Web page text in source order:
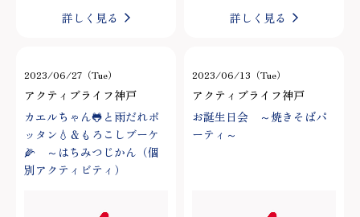
詳しく見る 詳しく見る
2023/06/27（Tue）
アクティブライフ神戸
カエルちゃん🐸と雨だれポ
ッタン💧＆もろこしブーケ
🌽 ～はちみつじかん（個
別アクティビティ）
2023/06/13（Tue）
アクティブライフ神戸
お誕生日会 ～焼きそばパ
ーティ～